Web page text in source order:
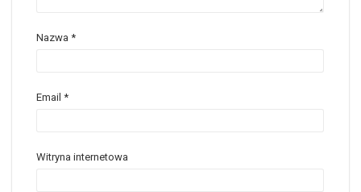
Nazwa *
Email *
Witryna internetowa